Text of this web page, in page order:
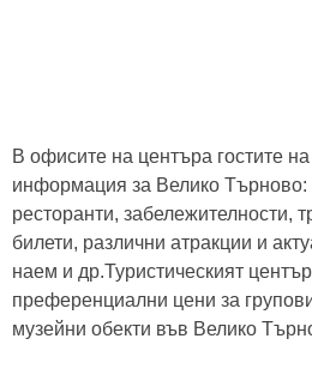
В офисите на центъра гостите
информация за Велико Търново:
ресторанти, забележителности,
билети, различни атракции и
наем и др.Туристическият
преференциални цени за
музейни обекти във Велико